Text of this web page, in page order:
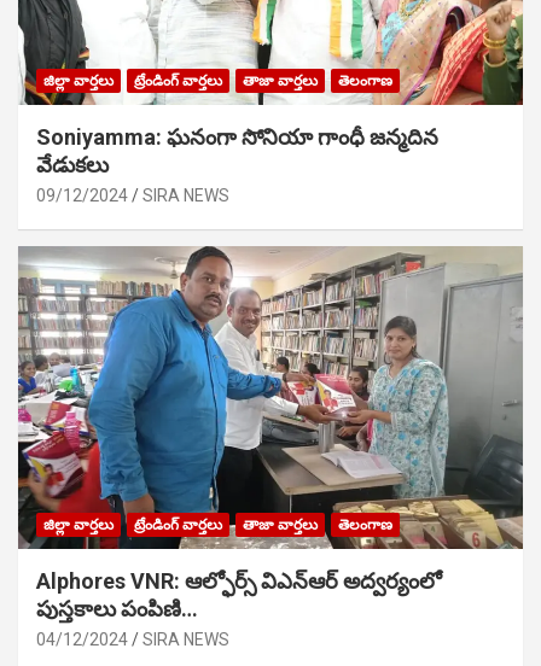
జిల్లా వార్తలు ట్రేండింగ్ వార్తలు తాజా వార్తలు తెలంగాణ
Soniyamma: ఘ‌నంగా సోనియా గాంధీ జ‌న్మ‌దిన
వేడుక‌లు
09/12/2024 SIRA NEWS
జిల్లా వార్తలు ట్రేండింగ్ వార్తలు తాజా వార్తలు తెలంగాణ
Alphores VNR: ఆల్ఫోర్స్ విఎన్ఆర్ అద్వర్యంలో
పుస్తకాలు పంపిణి…
04/12/2024 SIRA NEWS